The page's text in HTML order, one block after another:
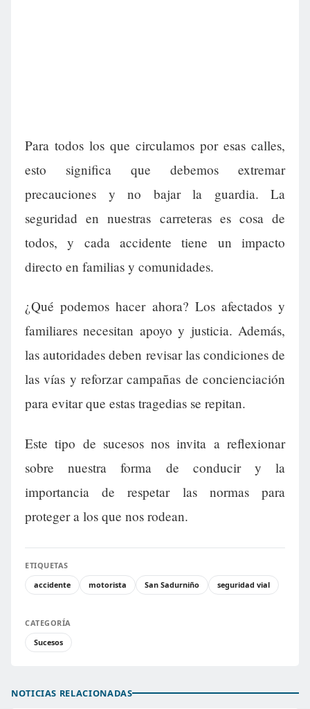
Para todos los que circulamos por esas calles,
esto significa que debemos extremar
precauciones y no bajar la guardia. La
seguridad en nuestras carreteras es cosa de
todos, y cada accidente tiene un impacto
directo en familias y comunidades.
¿Qué podemos hacer ahora? Los afectados y
familiares necesitan apoyo y justicia. Además,
las autoridades deben revisar las condiciones de
las vías y reforzar campañas de concienciación
para evitar que estas tragedias se repitan.
Este tipo de sucesos nos invita a reflexionar
sobre nuestra forma de conducir y la
importancia de respetar las normas para
proteger a los que nos rodean.
ETIQUETAS
accidente
motorista San Sadurniño seguridad vial
CATEGORÍA
Sucesos
NOTICIAS RELACIONADAS